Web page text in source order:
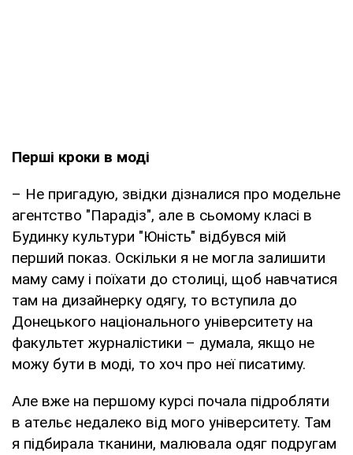
Перші кроки в моді
– Не пригадую, звідки дізналися про модельне
агентство "Парадіз", але в сьомому класі в
Будинку культури "Юність" відбувся мій
перший показ. Оскільки я не могла залишити
маму саму і поїхати до столиці, щоб навчатися
там на дизайнерку одягу, то вступила до
Донецького національного університету на
факультет журналістики – думала, якщо не
можу бути в моді, то хоч про неї писатиму.
Але вже на першому курсі почала підробляти
в ательє недалеко від мого університету. Там
я підбирала тканини, малювала одяг подругам